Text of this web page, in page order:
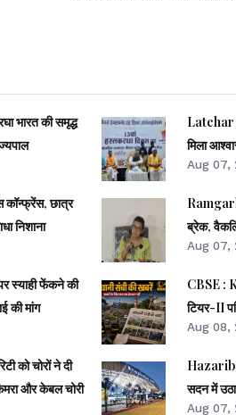
भारत की समृद्ध
कॉन्फ्रेंस, छात्र
निशाना
स्याही फेंकने की
की मांग
को चोरों ने दी
और केबल चोरी
Latehar
मिला
Aug 07,
ब्रेक,
Aug 07,
CBSE : KVS, NVS और EMRS भर्ती परीक्षा के
टियर-II
Aug 08,
सदन में
Aug 07,